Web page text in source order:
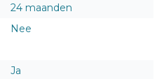
24 maanden
Nee
Ja